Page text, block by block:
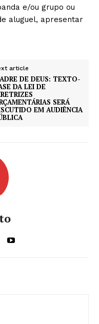
e/ou grupo ou
aluguel, apresentar
article
DE DEUS: TEXTO-
DA LEI DE
SERÁ
EM AUDIÊNCIA